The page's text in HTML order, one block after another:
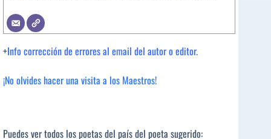
+Info corrección de errores al email del autor o editor.
¡No olvides hacer una visita a los Maestros!
Puedes ver todos los poetas del país del poeta sugerido: